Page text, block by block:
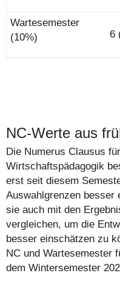
6
NC-Werte aus
Die Numerus Clausus
Wirtschaftspädagogik
erst seit diesem
Auswahlgrenzen besser
sie auch mit den
vergleichen, um die
besser einschätzen zu
NC und Wartesemester
dem Wintersemester